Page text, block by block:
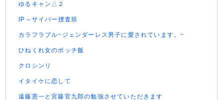
ゆるキャン△２
IP～サイバー捜査班
カラフラブル~ジェンダーレス男子に愛されています。~
ひねくれ女のボッチ飯
クロシンリ
イタイケに恋して
遠藤憲一と宮藤官九郎の勉強させていただきます